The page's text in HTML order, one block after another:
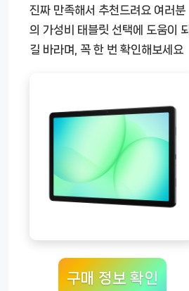
진짜 만족해서 추천드려요 여러분
의 가성비 태블릿 선택에 도움이 되
길 바라며, 꼭 한 번 확인해보세요
구매 정보 확인